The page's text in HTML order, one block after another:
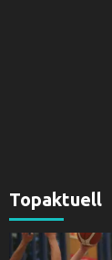
Topaktuell